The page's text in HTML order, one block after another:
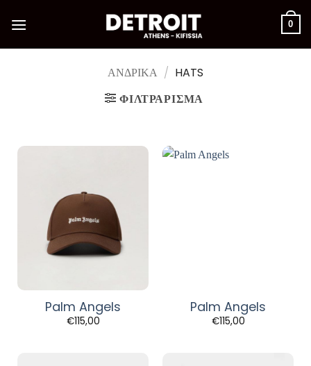
στο
0
ΑΝΔΡΙΚΑ / HATS
ΦΙΛΤΡΆΡΙΣΜΑ
Palm Angels
€115,00
Palm Angels
€115,00